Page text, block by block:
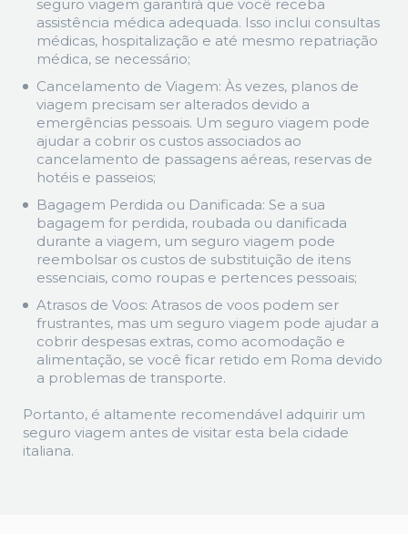
seguro viagem garantirá que você receba
assistência médica adequada. Isso inclui consultas
médicas, hospitalização e até mesmo repatriação
médica, se necessário;
Cancelamento de Viagem: Às vezes, planos de
viagem precisam ser alterados devido a
emergências pessoais. Um seguro viagem pode
ajudar a cobrir os custos associados ao
cancelamento de passagens aéreas, reservas de
hotéis e passeios;
Bagagem Perdida ou Danificada: Se a sua
bagagem for perdida, roubada ou danificada
durante a viagem, um seguro viagem pode
reembolsar os custos de substituição de itens
essenciais, como roupas e pertences pessoais;
Atrasos de Voos: Atrasos de voos podem ser
frustrantes, mas um seguro viagem pode ajudar a
cobrir despesas extras, como acomodação e
alimentação, se você ficar retido em Roma devido
a problemas de transporte.
Portanto, é altamente recomendável adquirir um
seguro viagem antes de visitar esta bela cidade
italiana.